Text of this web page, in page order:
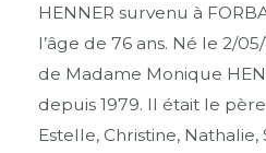
HENNER survenu à
l’âge de 76 ans. Né le 2/
de Madame Monique
depuis 1979. Il était le
Estelle, Christine, Nathalie,